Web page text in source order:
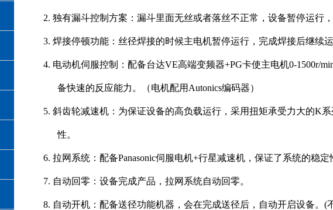
2.独有漏斗控制方案：漏斗里面无丝或者落丝不正常，设备暂停运行
3.焊接停顿功能：丝径焊接的时候主电机暂停运行，完成焊接后继续
4. 电动机伺服控制：配备台达VE高端变频器+PG卡使主电机0-1500r/
备快速的反应能力。（电机配用 Autonics编码器）
5.斜齿轮减速机：为保证设备的高负载运行，采用扭矩承受力大的K
性。
6.拉网系统：配备Panasonic伺服电机+行星减速机，保证了系统的稳定
7. 自动回零：设备完成产品，拉网系统自动回零。
8. 自动开机：配备送径功能机器，会在完成送径后，自动开启设备。(